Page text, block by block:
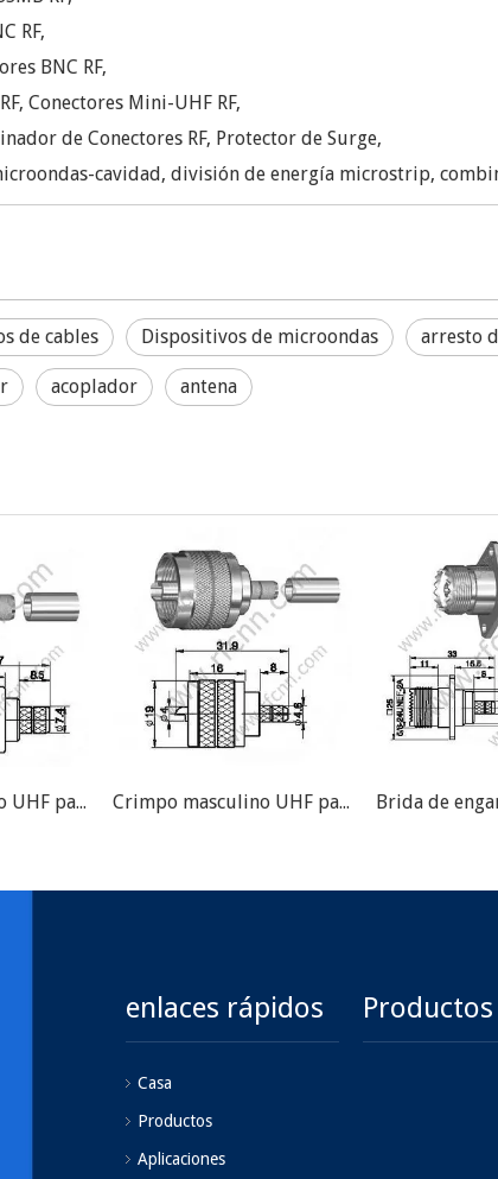
RF,
BNC RF,
Conectores Mini-UHF RF,
de Conectores RF, Protector de Surge,
cavidad, división de energía microstrip,
de cables Dispositivos de microondas arresto
acoplador antena
Crimpo masculino UHF para el conector LMR300 RF Crimpo masculino UHF para el conector RG58 RF
enlaces rápidos
Casa
Productos
Aplicaciones
Productos